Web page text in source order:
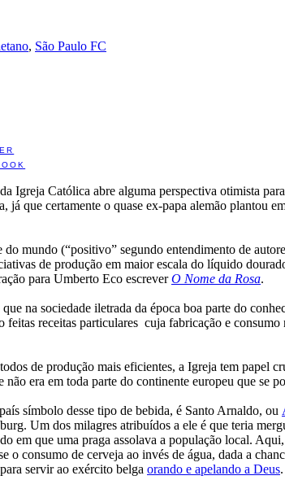
, São Paulo FC
Igreja Católica abre alguma perspectiva otimista
que certamente o quase ex-papa alemão plantou
mundo (“positivo” segundo entendimento de
de produção em maior escala do líquido
para Umberto Eco escreverO Nome da Rosa.
na sociedade iletrada da época boa parte do
receitas particulares cuja fabricação e
de produção mais eficientes, a Igreja tem papel
era em toda parte do continente europeu que
símbolo desse tipo de bebida, é Santo Arnaldo, ou
Um dos milagres atribuídos a ele é que teria
em que uma praga assolava a população local.
consumo de cerveja ao invés de água, dada a
servir ao exército belga orando e apelando a Deus